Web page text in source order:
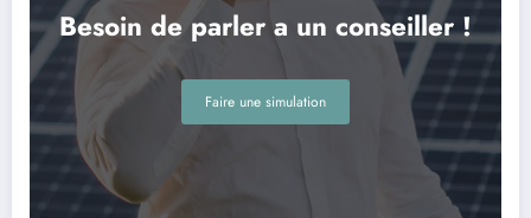
Besoin de parler a un conseiller !
Faire une simulation